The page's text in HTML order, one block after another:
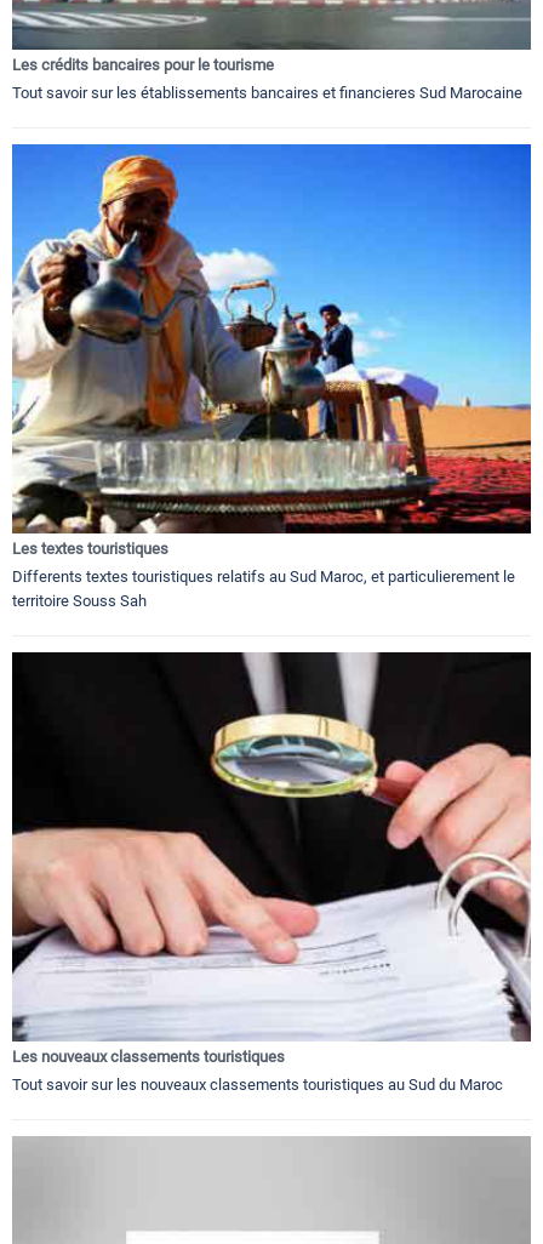
Les crédits bancaires pour le tourisme
Tout savoir sur les établissements bancaires et financieres Sud Marocaine
Les textes touristiques
Differents textes touristiques relatifs au Sud Maroc, et particulierement le
territoire Souss Sah
Les nouveaux classements touristiques
Tout savoir sur les nouveaux classements touristiques au Sud du Maroc